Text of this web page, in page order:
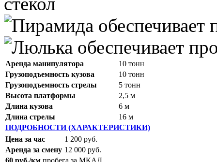
Аренда манипулятора
10 тонн
Грузоподъемность кузова
10 тонн
Грузоподъемность стрелы
5 тонн
Высота платформы
2,5 м
Длина кузова
6 м
Длина стрелы
16 м
ПОДРОБНОСТИ (ХАРАКТЕРИСТИКИ)
Цена за час
1 200 руб.
Аренда за смену 12 000 руб.